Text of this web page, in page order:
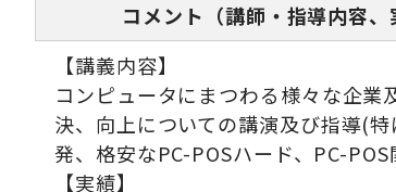
コメント（講師・指導内容、
【講義内容】
コンピュータにまつわる様々な企業
決、向上についての講演及び指導(
発、格安なPC-POSハード、PC-
【実績】